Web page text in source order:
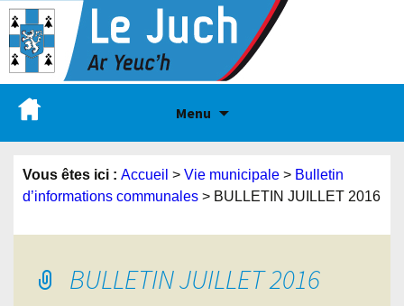
Menu
Vous êtes ici : Accueil > Vie municipale > Bulletin
d’informations communales > BULLETIN JUILLET 2016
BULLETIN JUILLET 2016